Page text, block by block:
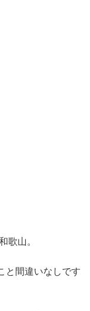
歌山。
と間違いなしです